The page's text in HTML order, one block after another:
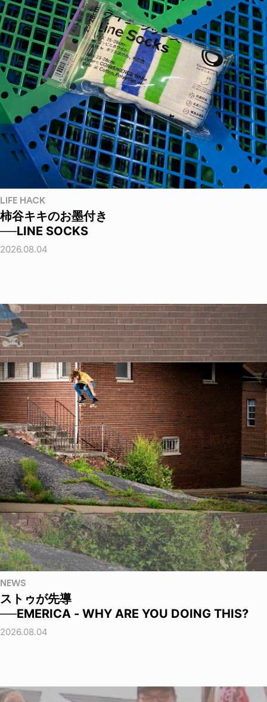
LIFE HACK
柿谷キキのお墨付き
──LINE SOCKS
2026.08.04
NEWS
ストゥが先導
──EMERICA - WHY ARE YOU DOING THIS?
2026.08.04